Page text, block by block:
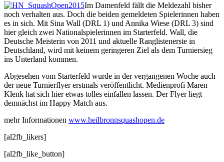
Im Damenfeld fällt die Meldezahl bisher
noch verhalten aus. Doch die beiden gemeldeten Spielerinnen haben
es in sich. Mit Sina Wall (DRL 1) und Annika Wiese (DRL 3) sind
hier gleich zwei Nationalspielerinnen im Starterfeld. Wall, die
Deutsche Meisterin von 2011 und aktuelle Ranglistenerste in
Deutschland, wird mit keinem geringeren Ziel als dem Turniersieg
ins Unterland kommen.
Abgesehen vom Starterfeld wurde in der vergangenen Woche auch
der neue Turnierflyer erstmals veröffentlicht. Medienprofi Maren
Klenk hat sich hier etwas tolles einfallen lassen. Der Flyer liegt
demnächst im Happy Match aus.
mehr Informationen www.heilbronnsquashopen.de
[al2fb_likers]
[al2fb_like_button]